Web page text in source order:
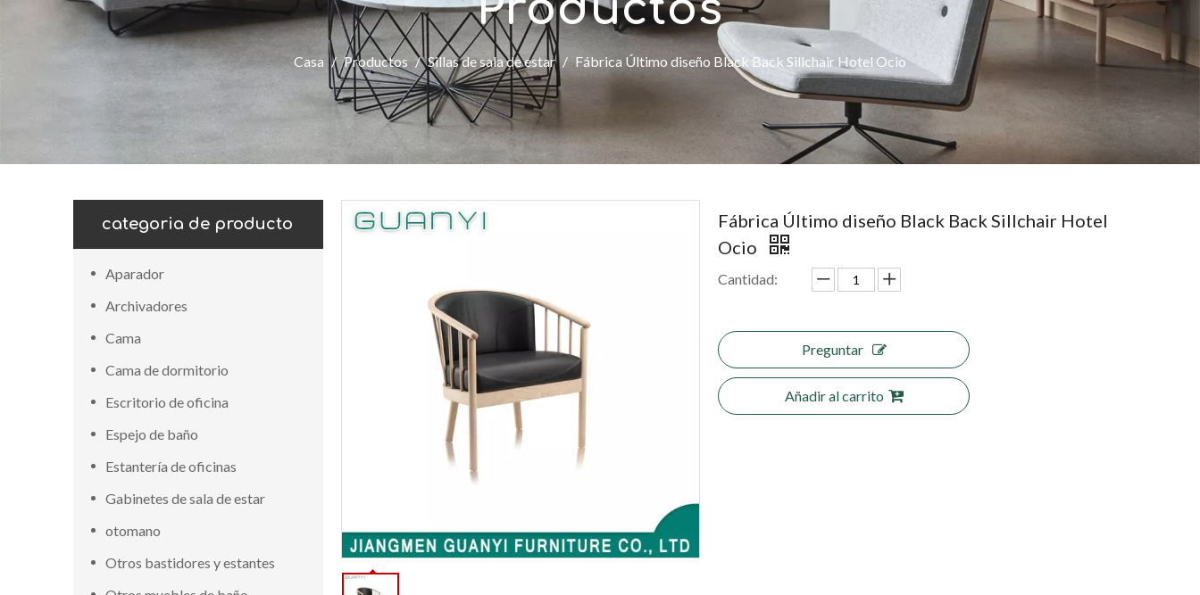
Casa / Productos / Sillas de sala de estar / Fábrica Último diseño Black Back Sillchair Hotel Ocio
categoria de producto
Aparador
Archivadores
Cama
Cama de dormitorio
Escritorio de oficina
Espejo de baño
Estantería de oficinas
Gabinetes de sala de estar
otomano
Otros bastidores y estantes
Fábrica Último diseño Black Back Sillchair Hotel
Ocio
Cantidad:
Preguntar
Añadir al carrito